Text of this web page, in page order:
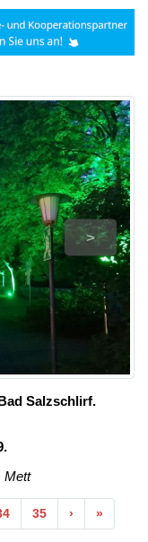
>
Salzschlirf.
Mett
35 ›Nächste
»Ende